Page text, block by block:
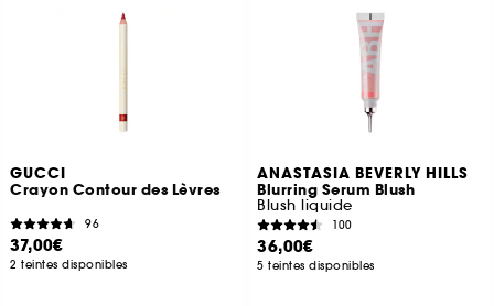
GUCCI
Crayon Contour des Lèvres
96
37,00€
2 teintes disponibles
ANASTASIA BEVERLY HILLS
Blurring Serum Blush
Blush liquide
100
36,00€
5 teintes disponibles